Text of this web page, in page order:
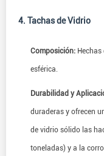
4. Tachas de Vidrio
Composición:
esférica.
Durabilidad y
duraderas y ofrecen
de vidrio sólido las
toneladas) y a la